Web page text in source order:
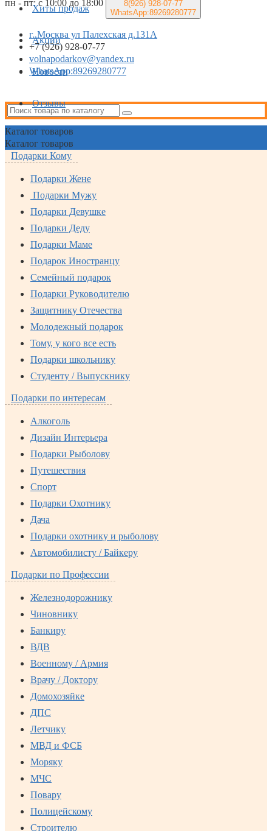
пн - пт: с 10:00 до 18:00 8(926) 928-07-77
WhatsApp:89269280777
г. Москва ул Палехская д.131А
+7 (926) 928-07-77
volnapodarkov@yandex.ru
WhatsApp:89269280777
Хиты продаж
Акции
Новости
Отзывы
Каталог товаров
Каталог товаров
Подарки Кому
Подарки Жене
Подарки Мужу
Подарки Девушке
Подарки Деду
Подарки Маме
Подарок Иностранцу
Семейный подарок
Подарки Руководителю
Защитнику Отечества
Молодежный подарок
Тому, у кого все есть
Подарки школьнику
Студенту / Выпускнику
Подарки по интересам
Алкоголь
Дизайн Интерьера
Подарки Рыболову
Путешествия
Спорт
Подарки Охотнику
Дача
Подарки охотнику и рыболову
Автомобилисту / Байкеру
Подарки по Профессии
Железнодорожнику
Чиновнику
Банкиру
ВДВ
Военному / Армия
Врачу / Доктору
Домохозяйке
ДПС
Летчику
МВД и ФСБ
Моряку
МЧС
Повару
Полицейскому
Строителю